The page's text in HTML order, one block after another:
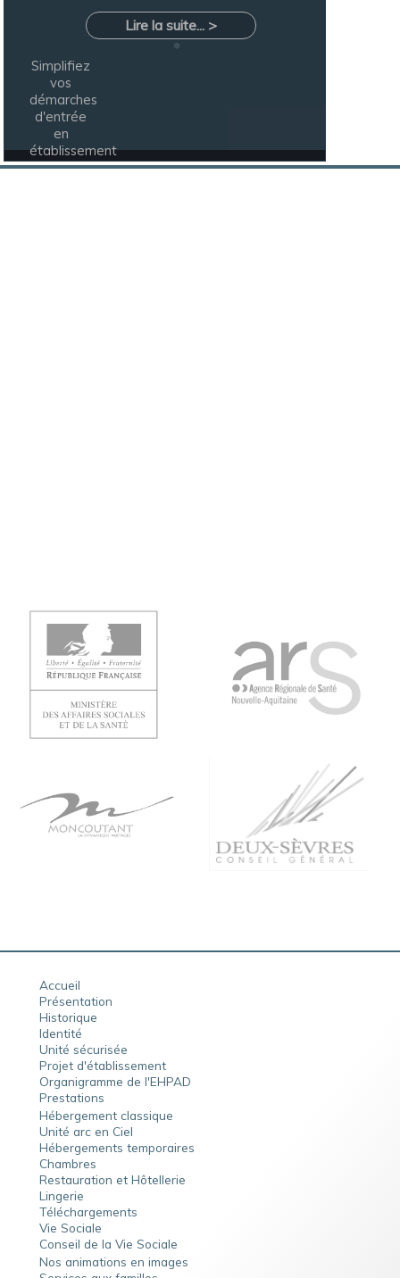
Lire la suite... >
Simplifiez
vos
démarches
d'entrée
en
établissement
pour
Accueil
Présentation
Historique
Identité
Unité sécurisée
Projet d'établissement
Organigramme de l'EHPAD
Prestations
Hébergement classique
Unité arc en Ciel
Hébergements temporaires
Chambres
Restauration et Hôtellerie
Lingerie
Téléchargements
Vie Sociale
Conseil de la Vie Sociale
Nos animations en images